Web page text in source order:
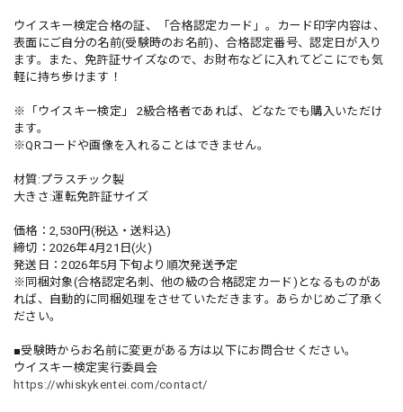
ウイスキー検定合格の証、「合格認定カード」。カード印字内容は、
表面にご自分の名前(受験時のお名前)、合格認定番号、認定日が入り
ます。また、免許証サイズなので、お財布などに入れてどこにでも気
軽に持ち歩けます！
※「ウイスキー検定」 2級合格者であれば、どなたでも購入いただけ
ます。
※QRコードや画像を入れることはできません。
材質:プラスチック製
大きさ:運転免許証サイズ
価格：2,530円(税込・送料込)
締切：2026年4月21日(火)
発送日：2026年5月下旬より順次発送予定
※同梱対象(合格認定名刺、他の級の合格認定カード)となるものがあ
れば、自動的に同梱処理をさせていただきます。あらかじめご了承く
ださい。
■受験時からお名前に変更がある方は以下にお問合せください。
ウイスキー検定実行委員会
https://whiskykentei.com/contact/